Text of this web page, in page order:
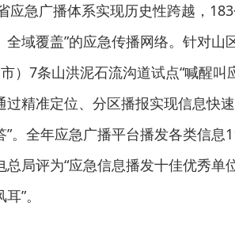
应急广播体系实现历史性跨越，
全域覆盖”的应急传播网络。针对山
）7条山洪泥石流沟道试点“喊醒叫
精准定位、分区播报实现信息快速
”。全年应急广播平台播发各类信息
总局评为“应急信息播发十佳优秀单
”。